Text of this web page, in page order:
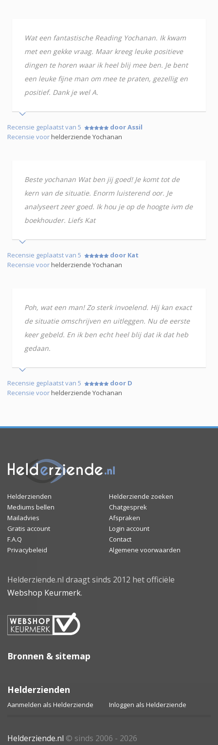
Wat een fantastische Reading Yochanan. Ik kwam
met een gekke vraag. Maar kreeg leuke positieve
dingen te horen waar ik heel blij mee ben. Je bent
een leuke fijne man om mee te praten, gezellig en
positief. Dank je wel A.
Recensie geplaatst van 5
door Assil
Recensie voorhelderziende Yochanan
Beste yochanan Wat ben jij goed! Je komt tot de
kern van de situatie. Enorm luisterend oor. Je
analyseert zeer goed. Ik hou je op de hoogte ivm de
boekhouder. Liefs Kat
Recensie geplaatst van 5
door Kat
Recensie voorhelderziende Yochanan
Poh, wat een man! Zo sterk invoelend. Hij kan exact
de situatie omschrijven en uitleggen. Nu de eerste
keer gebeld. En ik ben echt heel blij dat ik dat heb
gedaan.
Recensie geplaatst van 5
door D
Recensie voorhelderziende Yochanan
Helderzienden
Helderziende zoeken
Mediums bellen
Chatgesprek
Mailadvies
Afspraken
Gratis account
Login account
F.A.Q
Contact
Privacybeleid
Algemene voorwaarden
Helderziende.nl draagt sinds 2012 het officiële
Webshop Keurmerk.
Bronnen & sitemap
Helderzienden
Aanmelden als Helderziende Inloggen als Helderziende
Helderziende.nl © sinds 2006 - 2026